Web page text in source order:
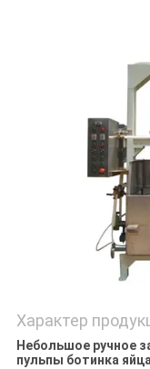
Характер
Небольшое ручное
пульпы ботинка